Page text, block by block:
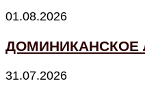
01.08.2026
ДОМИНИКАНСКОЕ
31.07.2026